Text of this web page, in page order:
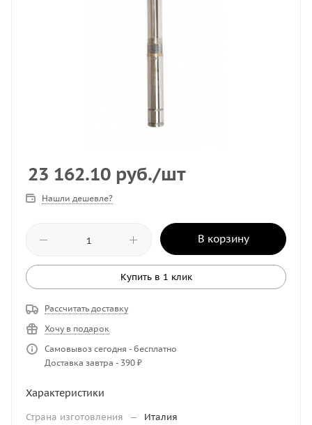
23 162.10 руб./шт
Нашли дешевле?
В корзину
Купить в 1 клик
Рассчитать доставку
Хочу в подарок
Самовывоз сегодня - бесплатно
Доставка завтра - 390 ₽
Характеристики
Страна изготовления —
Италия